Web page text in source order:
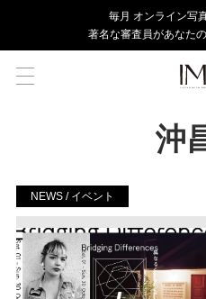
毎⽉ オンライン写
著名な審査員があなた
沖
NEWS / イベント